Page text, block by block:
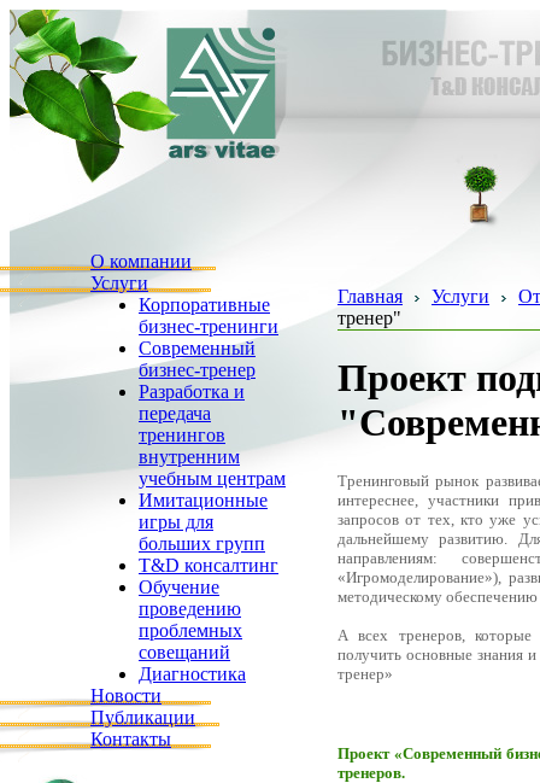
О компании
Услуги
Корпоративные
бизнес-тренинги
Современный
бизнес-тренер
Разработка и
передача
тренингов
внутренним
учебным центрам
Имитационные
игры для
больших групп
T&D консалтинг
Обучение
проведению
проблемных
совещаний
Диагностика
Новости
Публикации
Контакты
Главная Услуги
тренер"
Проект
Тренинговый рынок
интереснее, участники
запросов от тех, кто уже
дальнейшему развитию.
направлениям:
«Игромоделирование»),
методическому обеспечению
А всех тренеров, которые
получить основные знания
тренер»
Проект «Современный
тренеров.